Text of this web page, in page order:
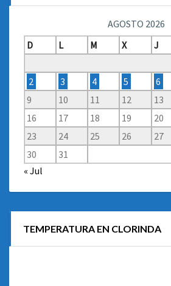
AGOSTO 2026
D
L M X J
2
3 4 5 6
9
10 11 12 13
16
17 18 19 20
23
24 25 26 27
30
31
« Jul
TEMPERATURA EN CLORINDA